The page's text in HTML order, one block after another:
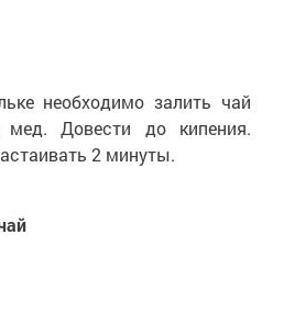
необходимо залить чай
Довести до кипения.
2 минуты.